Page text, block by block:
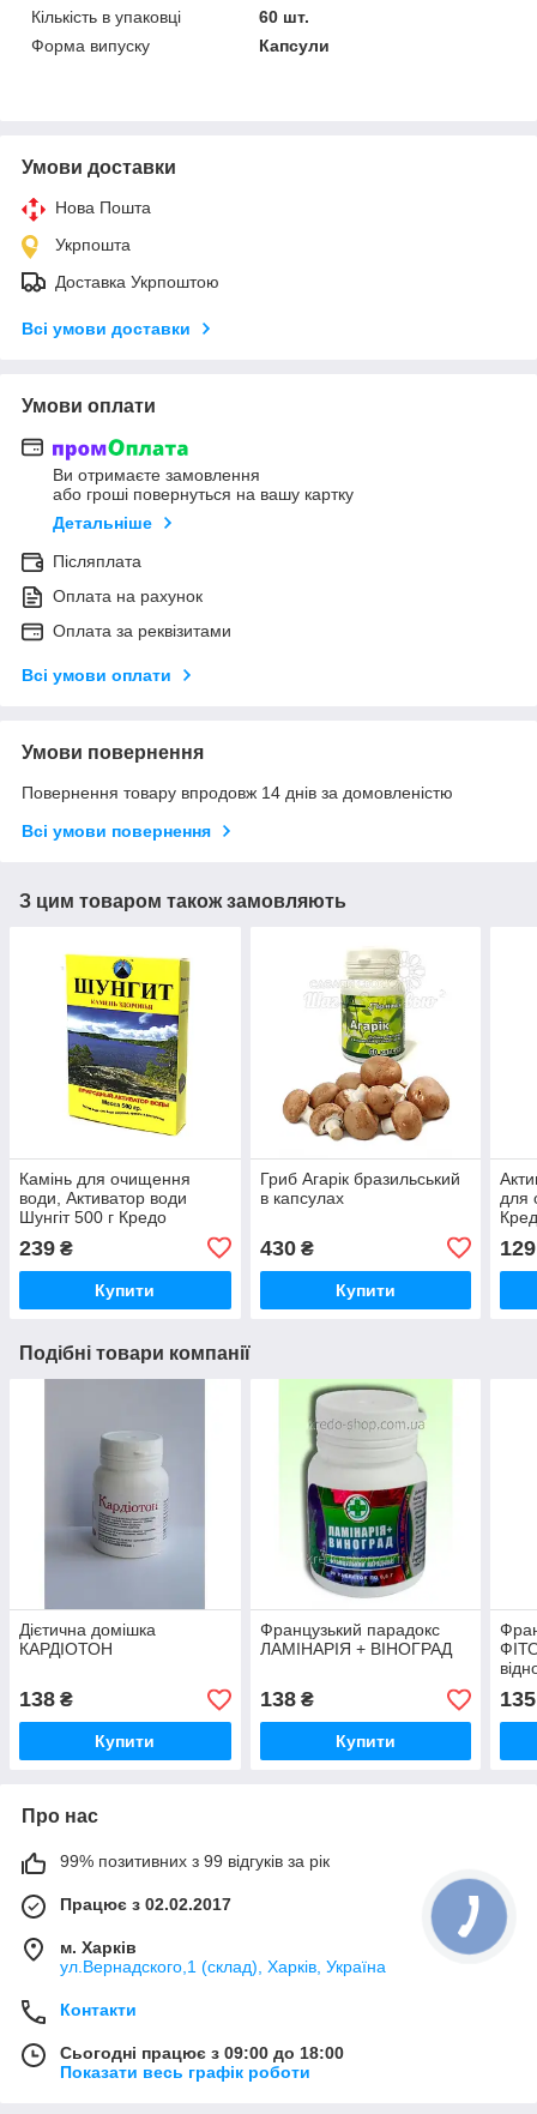
Кількість в упаковці
60 шт.
Форма випуску
Капсули
Умови доставки
Нова Пошта
Укрпошта
Доставка Укрпоштою
Всі умови доставки
Умови оплати
Ви отримаєте замовлення
або гроші повернуться на вашу картку
Детальніше
Післяплата
Оплата на рахунок
Оплата за реквізитами
Всі умови оплати
Умови повернення
Повернення товару впродовж 14 днів за домовленістю
Всі умови повернення
З цим товаром також замовляють
Камінь для очищення
води, Активатор води
Шунгіт 500 г Кредо
239 ₴
Купити
Гриб Агарік бразильський
в капсулах
430₴
Купити
для
129
Подібні товари компанії
Дієтична домішка
КАРДІОТОН
138 ₴
Купити
Французький парадокс
ЛАМІНАРІЯ + ВІНОГРАД
138₴
Купити
135
Про нас
99% позитивних з 99 відгуків за рік
Працює з 02.02.2017
м. Харків
ул.Вернадского,1 (склад), Харків, Україна
Контакти
Сьогодні працює з 09:00 до 18:00
Показати весь графік роботи